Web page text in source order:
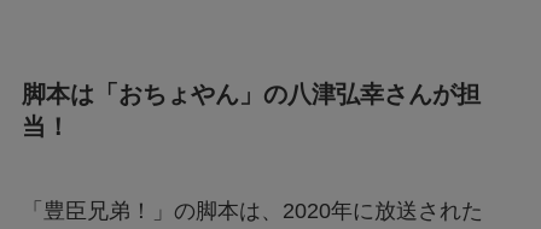
脚本は「おちょやん」の八津弘幸さんが担
当！
「豊臣兄弟！」の脚本は、2020年に放送された